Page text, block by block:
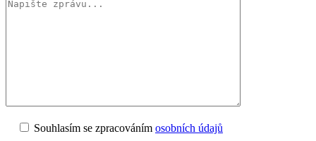
Souhlasím se zpracováním osobních údajů